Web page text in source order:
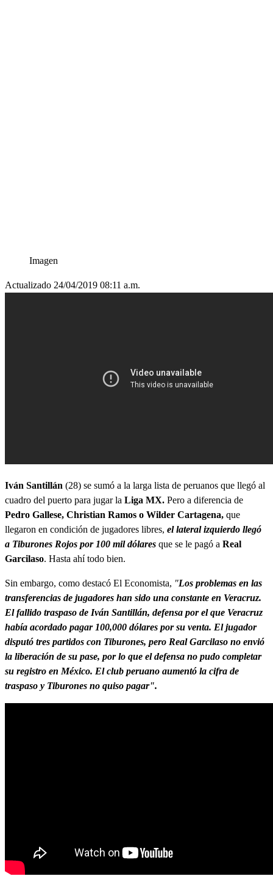
Imagen
Actualizado 24/04/2019 08:11 a.m.
Iván Santillán (28) se sumó a la larga lista de peruanos que llegó al
cuadro del puerto para jugar la Liga MX. Pero a diferencia de
Pedro Gallese, Christian Ramos o Wilder Cartagena, que
llegaron en condición de jugadores libres, el lateral izquierdo llegó
a Tiburones Rojos por 100 mil dólares que se le pagó a Real
Garcilaso. Hasta ahí todo bien.
Sin embargo, como destacó El Economista, "Los problemas en las
transferencias de jugadores han sido una constante en Veracruz.
El fallido traspaso de Iván Santillán, defensa por el que Veracruz
había acordado pagar 100,000 dólares por su venta. El jugador
disputó tres partidos con Tiburones, pero Real Garcilaso no envió
la liberación de su pase, por lo que el defensa no pudo completar
su registro en México. El club peruano aumentó la cifra de
traspaso y Tiburones no quiso pagar".